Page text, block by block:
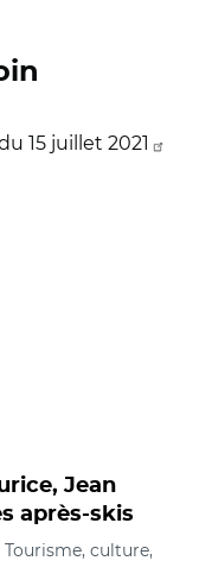
15 juillet 2021
Jean
après-skis
culture,